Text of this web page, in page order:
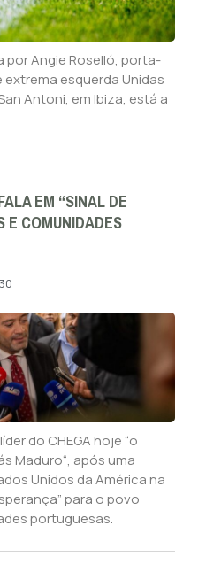
Angie Roselló, porta-
esquerda Unidas
Antoni, em Ibiza, está a
EM “SINAL DE
E COMUNIDADES
do CHEGA hoje “o
Maduro“, após uma
Unidos da América na
para o povo
portuguesas.